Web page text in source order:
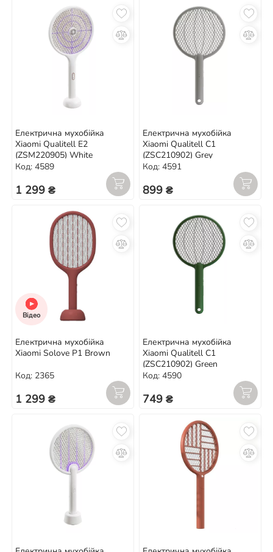
Електрична мухобійка
Xiaomi Qualitell E2
(ZSM220905) White
Код: 4589
1 299 ₴
Електрична мухобійка
Xiaomi Qualitell C1
(ZSC210902) Grey
Код: 4591
899 ₴
Відео
Електрична мухобійка
Xiaomi Solove P1 Brown
Код: 2365
1 299 ₴
Електрична мухобійка
Xiaomi Qualitell C1
(ZSC210902) Green
Код: 4590
749 ₴